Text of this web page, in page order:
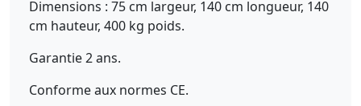
Dimensions : 75 cm largeur, 140 cm longueur, 140
cm hauteur, 400 kg poids.
Garantie 2 ans.
Conforme aux normes CE.